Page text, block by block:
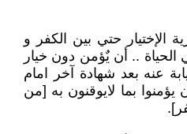
الإختيار حتي بين الكفر و
الحياة .. أن يٌؤمن دون خيار
عنه بعد شهادة آخر امام
بما لايوقنون به [من